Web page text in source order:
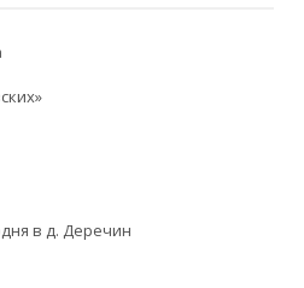
в д. Деречин